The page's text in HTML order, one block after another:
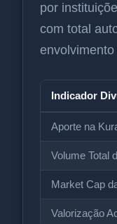
por
com total
Indicador
Aporte na
Volume Total
Market Cap
Valorização